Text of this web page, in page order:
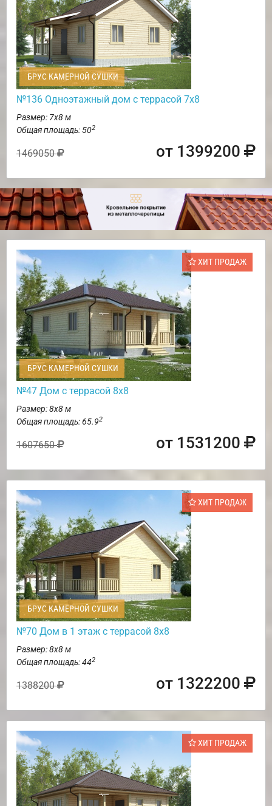
БРУС КАМЕРНОЙ СУШКИ
№136 Одноэтажный дом с террасой 7х8
Размер: 7х8 м
Общая площадь: 502
1469050 от 1399200
ХИТ ПРОДАЖ
БРУС КАМЕРНОЙ СУШКИ
№47 Дом с террасой 8х8
Размер: 8х8 м
Общая площадь: 65.92
1607650 от 1531200
ХИТ ПРОДАЖ
БРУС КАМЕРНОЙ СУШКИ
№70 Дом в 1 этаж с террасой 8х8
Размер: 8х8 м
Общая площадь: 442
1388200 от 1322200
ХИТ ПРОДАЖ